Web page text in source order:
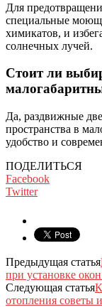
Для
специальные
химикатов, и
солнечных лучей.
Стоит ли
Да, раздвижные
пространства в
удобство и
ПОДЕЛИТЬСЯ
Facebook
Twitter
Предыдущая статья
при установке
Следующая статья
отопления советы